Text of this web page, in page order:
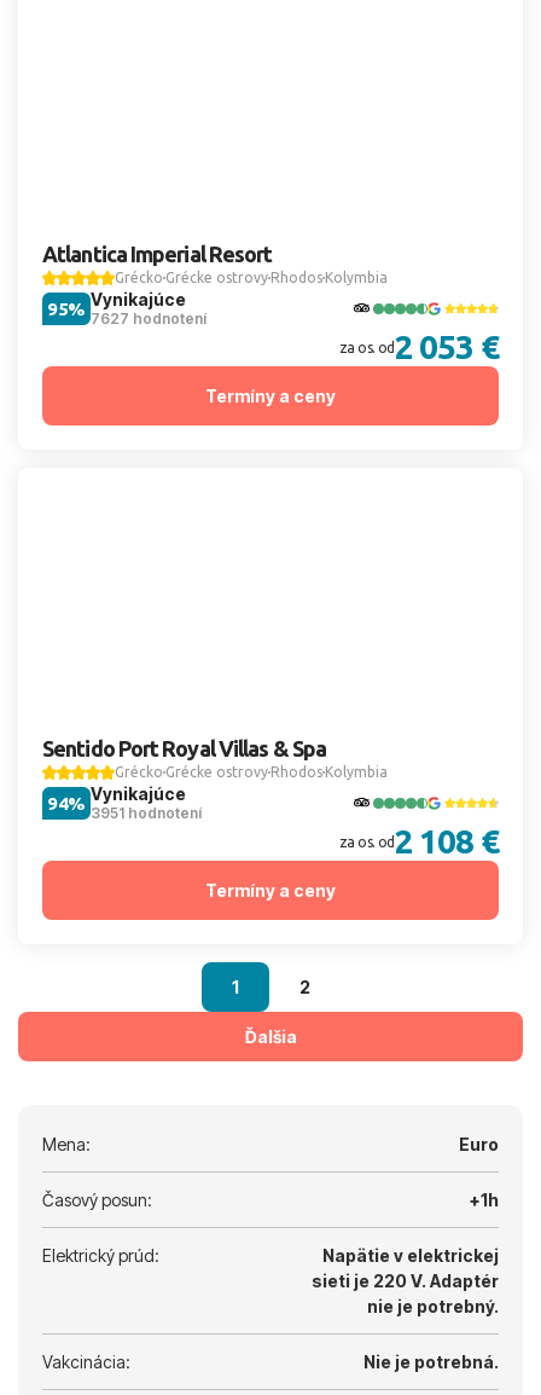
Atlantica Imperial Resort
Grécko Grécke ostrovy Rhodos Kolymbia
Vynikajúce
7627 hodnotení
95%
za os. od2 053 €
Termíny a ceny
Sentido Port Royal Villas & Spa
Grécko Grécke ostrovy Rhodos Kolymbia
Vynikajúce
3951 hodnotení
94%
za os. od2 108 €
Termíny a ceny
1 2
Ďalšia
Mena: Euro
Časový posun: +1h
Elektrický prúd:
Napätie v elektrickej
sieti je 220 V. Adaptér
nie je potrebný.
Vakcinácia: Nie je potrebná.